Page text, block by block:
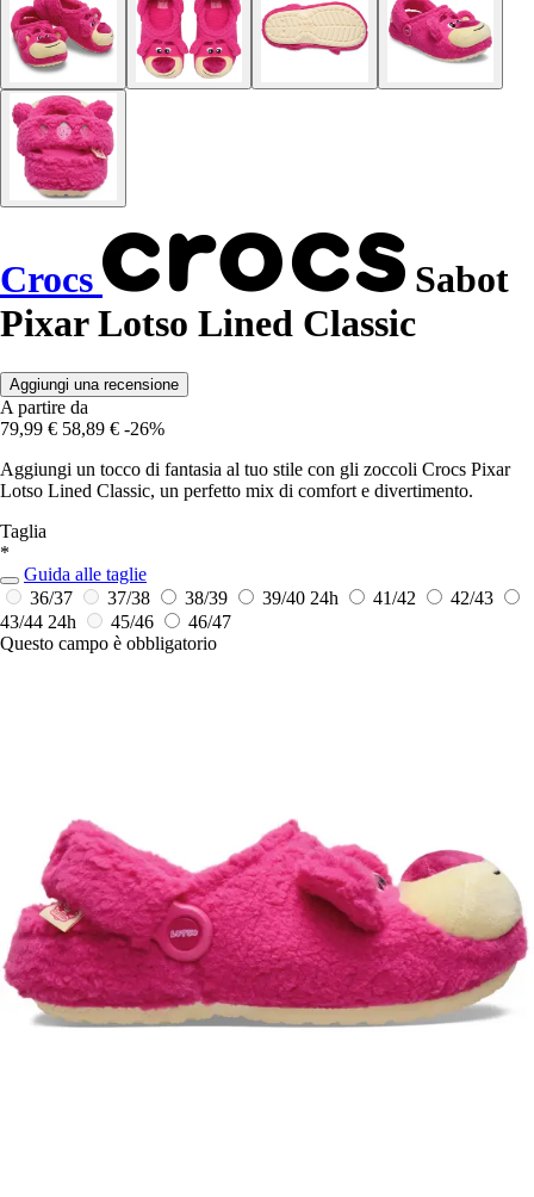
Crocs
Sabot
Pixar Lotso Lined Classic
Aggiungi una recensione
A partire da
79,99 € 58,89 € -26%
Aggiungi un tocco di fantasia al tuo stile con gli zoccoli Crocs Pixar
Lotso Lined Classic, un perfetto mix di comfort e divertimento.
Taglia
*
Guida alle taglie
36/37
37/38 38/39 39/40 24h 41/42
42/43
43/44 24h 45/46
46/47
Questo campo è obbligatorio